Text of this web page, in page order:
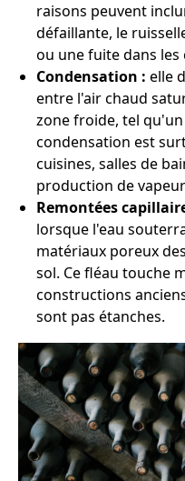
raisons peuvent
défaillante, le
ou une fuite dans les
Condensation : elle
entre l'air chaud
zone froide, tel
condensation est
cuisines, salles de
production de
Remontées
lorsque l'eau
matériaux poreux
sol. Ce fléau touche
constructions
sont pas étanches.